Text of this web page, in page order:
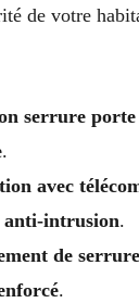
de votre
serrure porte
.
avec
anti-intrusion.
de
.